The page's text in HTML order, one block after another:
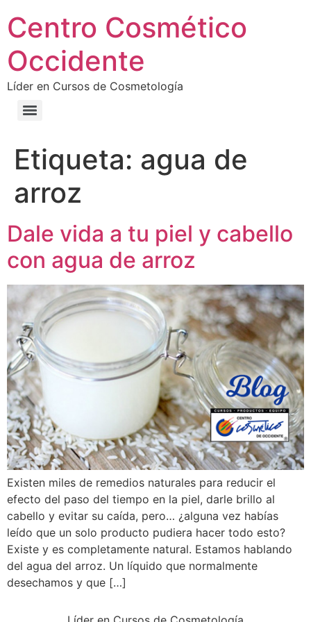
Centro Cosmético
Occidente
Líder en Cursos de Cosmetología
Etiqueta: agua de
arroz
Dale vida a tu piel y cabello
con agua de arroz
Existen miles de remedios naturales para reducir el
efecto del paso del tiempo en la piel, darle brillo al
cabello y evitar su caída, pero… ¿alguna vez habías
leído que un solo producto pudiera hacer todo esto?
Existe y es completamente natural. Estamos hablando
del agua del arroz. Un líquido que normalmente
desechamos y que […]